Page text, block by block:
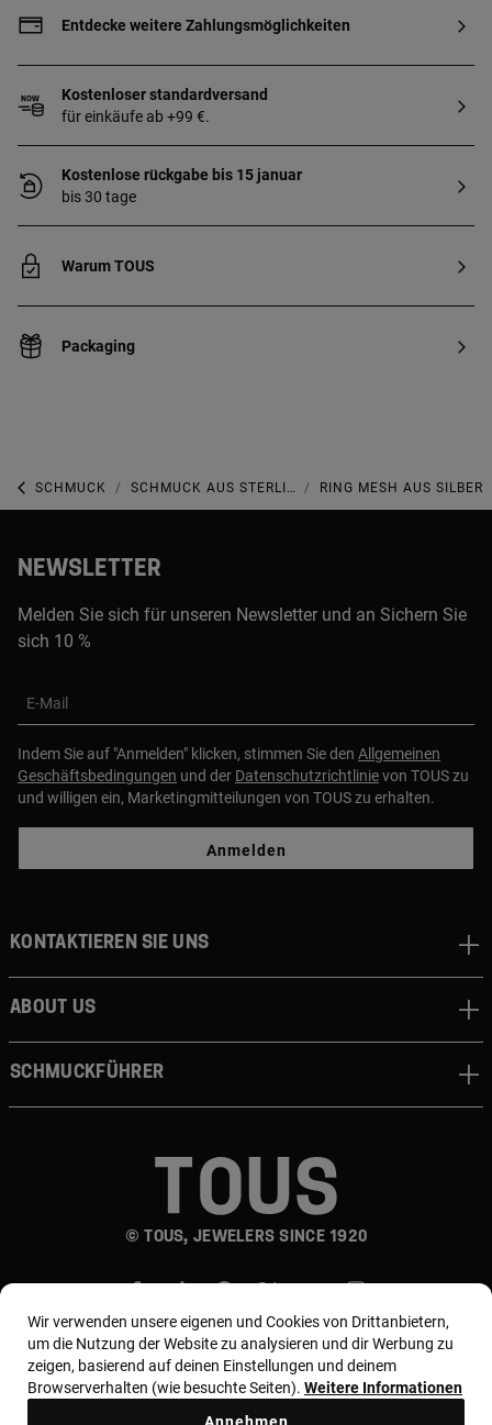
Entdecke weitere Zahlungsmöglichkeiten
Kostenloser standardversand
für einkäufe ab +99 €.
Kostenlose rückgabe bis 15 januar
bis 30 tage
Warum TOUS
Packaging
SCHMUCK SCHMUCK AUS STERLINGSILBER RING MESH AUS SILBER
NEWSLETTER
Melden Sie sich für unseren Newsletter und an Sichern Sie
sich 10 %
E-Mail
Indem Sie auf "Anmelden" klicken, stimmen Sie den Allgemeinen
Geschäftsbedingungen und der Datenschutzrichtlinievon TOUS zu
und willigen ein, Marketingmitteilungen von TOUS zu erhalten.
Anmelden
© TOUS, JEWELERS SINCE 1920
Kontaktieren sie uns
About us
Schmuckführer
Land und Währung:Germany / Euro
Wir verwenden unsere eigenen und Cookies von Drittanbietern,
um die Nutzung der Website zu analysieren und dir Werbung zu
zeigen, basierend auf deinen Einstellungen und deinem
Browserverhalten (wie besuchte Seiten). Weitere Informationen